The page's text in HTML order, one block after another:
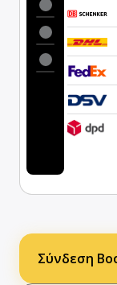
Σύνδεση